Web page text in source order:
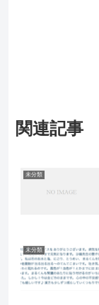
関連記事
未分類
未分類